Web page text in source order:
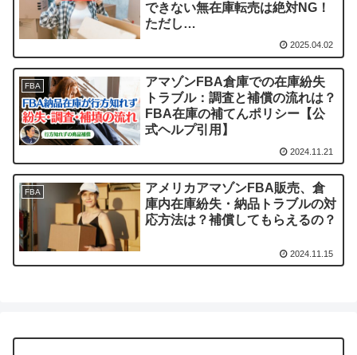
できない無在庫転売は絶対NG！
ただし…
2025.04.02
FBA
アマゾンFBA倉庫での在庫紛失
トラブル：調査と補償の流れは？
FBA在庫の補てんポリシー【公
式ヘルプ引用】
2024.11.21
FBA
アメリカアマゾンFBA販売、倉
庫内在庫紛失・納品トラブルの対
応方法は？補償してもらえるの？
2024.11.15